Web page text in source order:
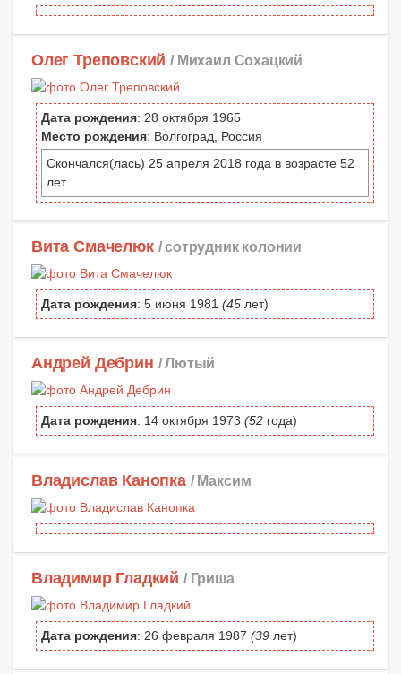
Олег Треповский / Михаил Сохацкий
Дата рождения: 28 октября 1965
Место рождения: Волгоград, Россия
Скончался(лась) 25 апреля 2018 года в возрасте 52
лет.
Вита Смачелюк / сотрудник колонии
Дата рождения: 5 июня 1981 (45 лет)
Андрей Дебрин / Лютый
Дата рождения: 14 октября 1973 (52 года)
Владислав Канопка / Максим
Владимир Гладкий / Гриша
Дата рождения: 26 февраля 1987 (39 лет)